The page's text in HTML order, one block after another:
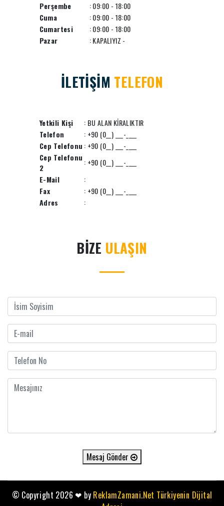
Perşembe
: 09:00 - 18:00
Cuma
: 09:00 - 18:00
Cumartesi
: 09:00 - 18:00
Pazar
: KAPALIYIZ -
İLETİŞİM TELEFON
Yetkili Kişi
: BU ALAN KİRALIKTIR
Telefon
: +90 (0__) ___-____
Cep Telefonu : +90 (0__) ___-____
Cep Telefonu
2
: +90 (0__) ___-____
E-Mail
:
Fax
: +90 (0__) ___-____
Adres
:
BİZE ULAŞIN
Mesaj Gönder
© Copyright 2026 ❤ by ReklamZamani.Net Türkiyenin Dijital